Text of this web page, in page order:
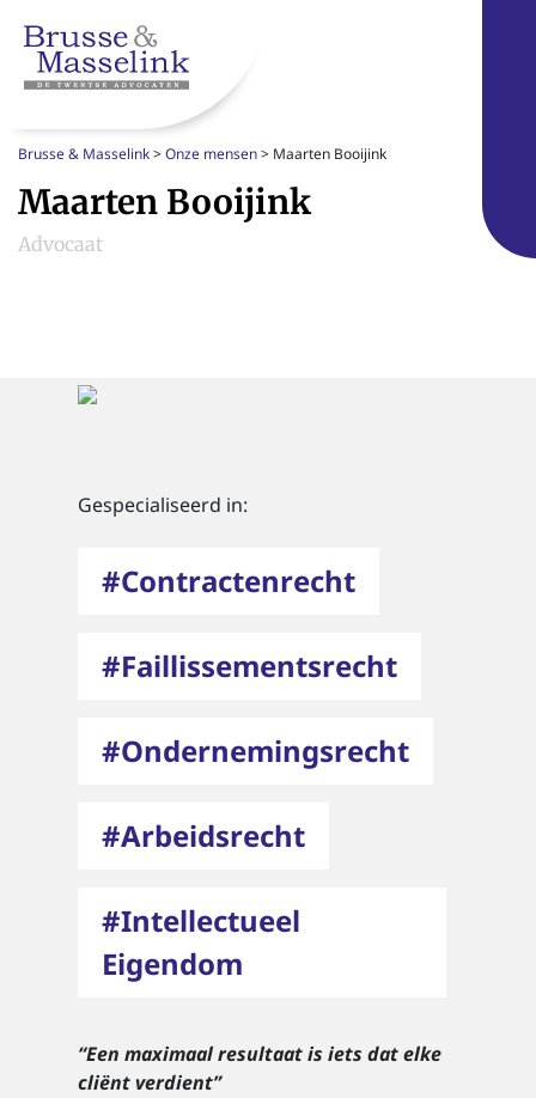
Brusse & Masselink>Onze mensen> Maarten Booijink
Maarten Booijink
Advocaat
“Een maximaal resultaat is iets dat elke
cliënt verdient”
Gespecialiseerd in:
#Contractenrecht
#Faillissementsrecht
#Ondernemingsrecht
#Arbeidsrecht
#Intellectueel
Eigendom